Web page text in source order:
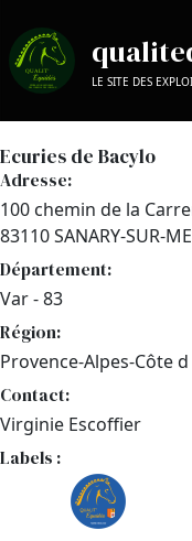
LE SITE DES
Ecuries de Bacylo
Adresse:
100 chemin de la
83110 SANARY-SUR-
Département:
Var - 83
Région:
Provence-Alpes-Côte
Contact:
Virginie Escoffier
Labels :